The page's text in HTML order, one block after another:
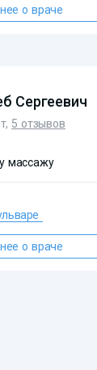
о враче
Сергеевич
5 отзывов
массажу
о враче